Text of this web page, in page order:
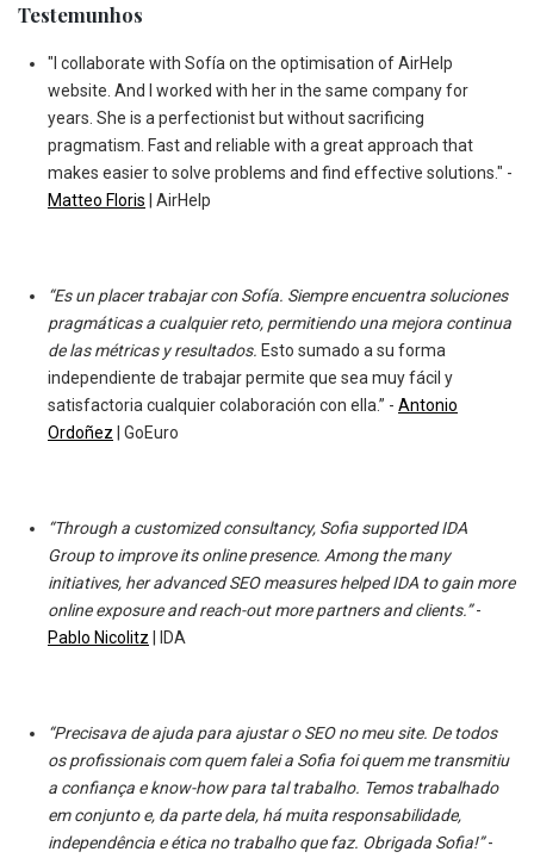
Testemunhos
"I collaborate with Sofía on the optimisation of AirHelp
website. And I worked with her in the same company for
years. She is a perfectionist but without sacrificing
pragmatism. Fast and reliable with a great approach that
makes easier to solve problems and find effective solutions." -
Matteo Floris | AirHelp
“Es un placer trabajar con Sofía. Siempre encuentra soluciones
pragmáticas a cualquier reto, permitiendo una mejora continua
de las métricas y resultados. Esto sumado a su forma
independiente de trabajar permite que sea muy fácil y
satisfactoria cualquier colaboración con ella.” - Antonio
Ordoñez | GoEuro
“Through a customized consultancy, Sofia supported IDA
Group to improve its online presence. Among the many
initiatives, her advanced SEO measures helped IDA to gain more
online exposure and reach-out more partners and clients.”-
Pablo Nicolitz | IDA
“Precisava de ajuda para ajustar o SEO no meu site. De todos
os profissionais com quem falei a Sofia foi quem me transmitiu
a confiança e know-how para tal trabalho. Temos trabalhado
em conjunto e, da parte dela, há muita responsabilidade,
independência e ética no trabalho que faz. Obrigada Sofia!”-